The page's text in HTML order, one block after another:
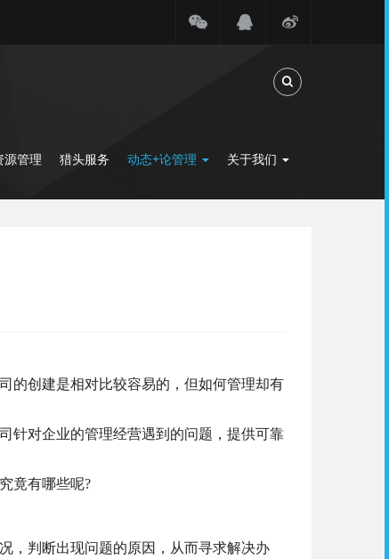
Toggle Search
源管理 猎头服务 动态+论管理 关于我们
创建是相对比较容易的，但如何管理却有
针对企业的管理经营遇到的问题，提供可靠
竟有哪些呢?
判断出现问题的原因，从而寻求解决办